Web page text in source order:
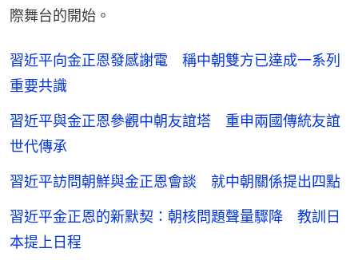
際舞台的開始。
習近平向金正恩發感謝電 稱中朝雙方已達成一系列
重要共識
習近平與金正恩參觀中朝友誼塔 重申兩國傳統友誼
世代傳承
習近平訪問朝鮮與金正恩會談 就中朝關係提出四點
習近平金正恩的新默契：朝核問題聲量驟降 教訓日
本提上日程